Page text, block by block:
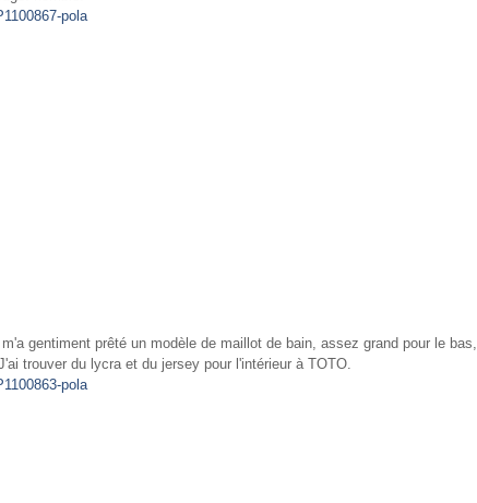
gentiment prêté un modèle de maillot de bain, assez grand pour le bas,
trouver du lycra et du jersey pour l'intérieur à TOTO.